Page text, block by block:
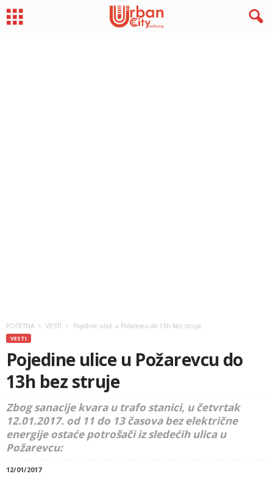
POČETNA VESTI Pojedine ulice u Požarevcu do 13h bez struje
VESTI
Pojedine ulice u Požarevcu do
13h bez struje
Zbog sanacije kvara u trafo stanici, u četvrtak
12.01.2017. od 11 do 13 časova bez električne
energije ostaće potrošači iz sledećih ulica u
Požarevcu:
12/01/2017